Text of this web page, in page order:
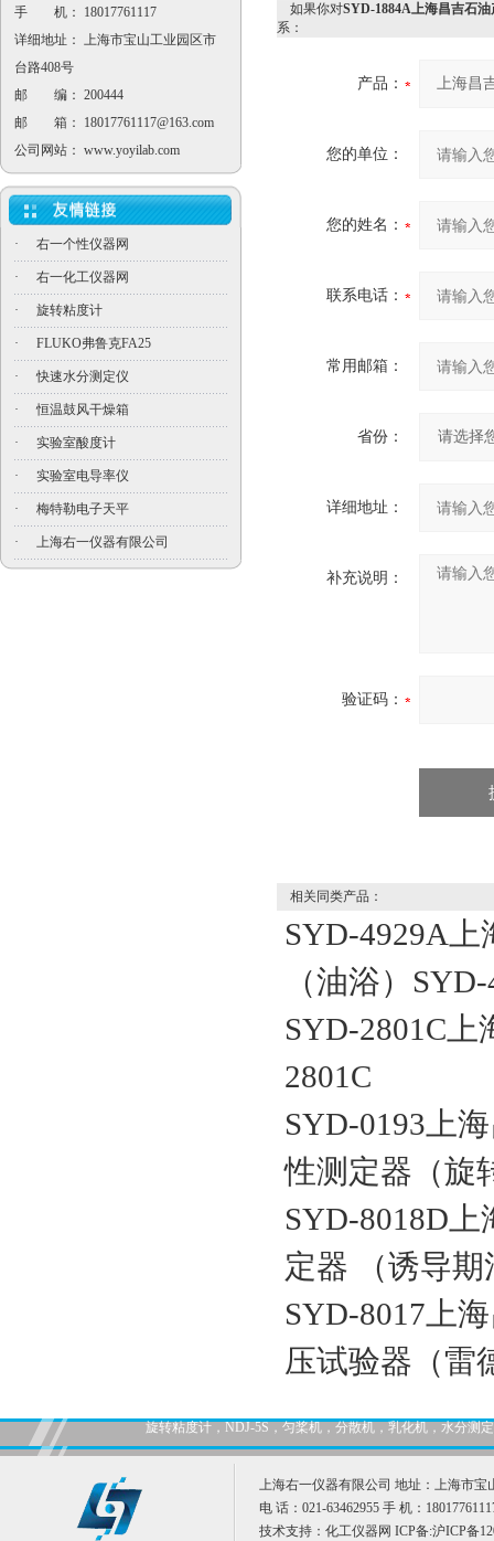
手 机： 18017761117
详细地址： 上海市宝山工业园区市
台路408号
邮 编： 200444
邮 箱：
18017761117@163.com
公司网站： www.yoyilab.com
· 右一个性仪器网
· 右一化工仪器网
· 旋转粘度计
· FLUKO弗鲁克FA25
· 快速水分测定仪
· 恒温鼓风干燥箱
· 实验室酸度计
· 实验室电导率仪
· 梅特勒电子天平
· 上海右一仪器有限公司
如果你对SYD-1884A上海昌吉石
系：
产品：
您的单位：
您的姓名：
联系电话：
常用邮箱：
省份：
详细地址：
补充说明：
验证码：
相关同类产品：
SYD-4929A
（油浴）
SYD-2801C
2801C
SYD-0193上
性测定器（旋
SYD-8018D
定器 （诱导期
SYD-8017上
压试验器（雷
旋转粘度计，NDJ-5S，匀桨机，分散机，乳化机，水分测
上海右一仪器有限公司 地址：上海市宝
电 话：021-63462955 手 机：
技术支持： 化工仪器网 ICP备:沪ICP备